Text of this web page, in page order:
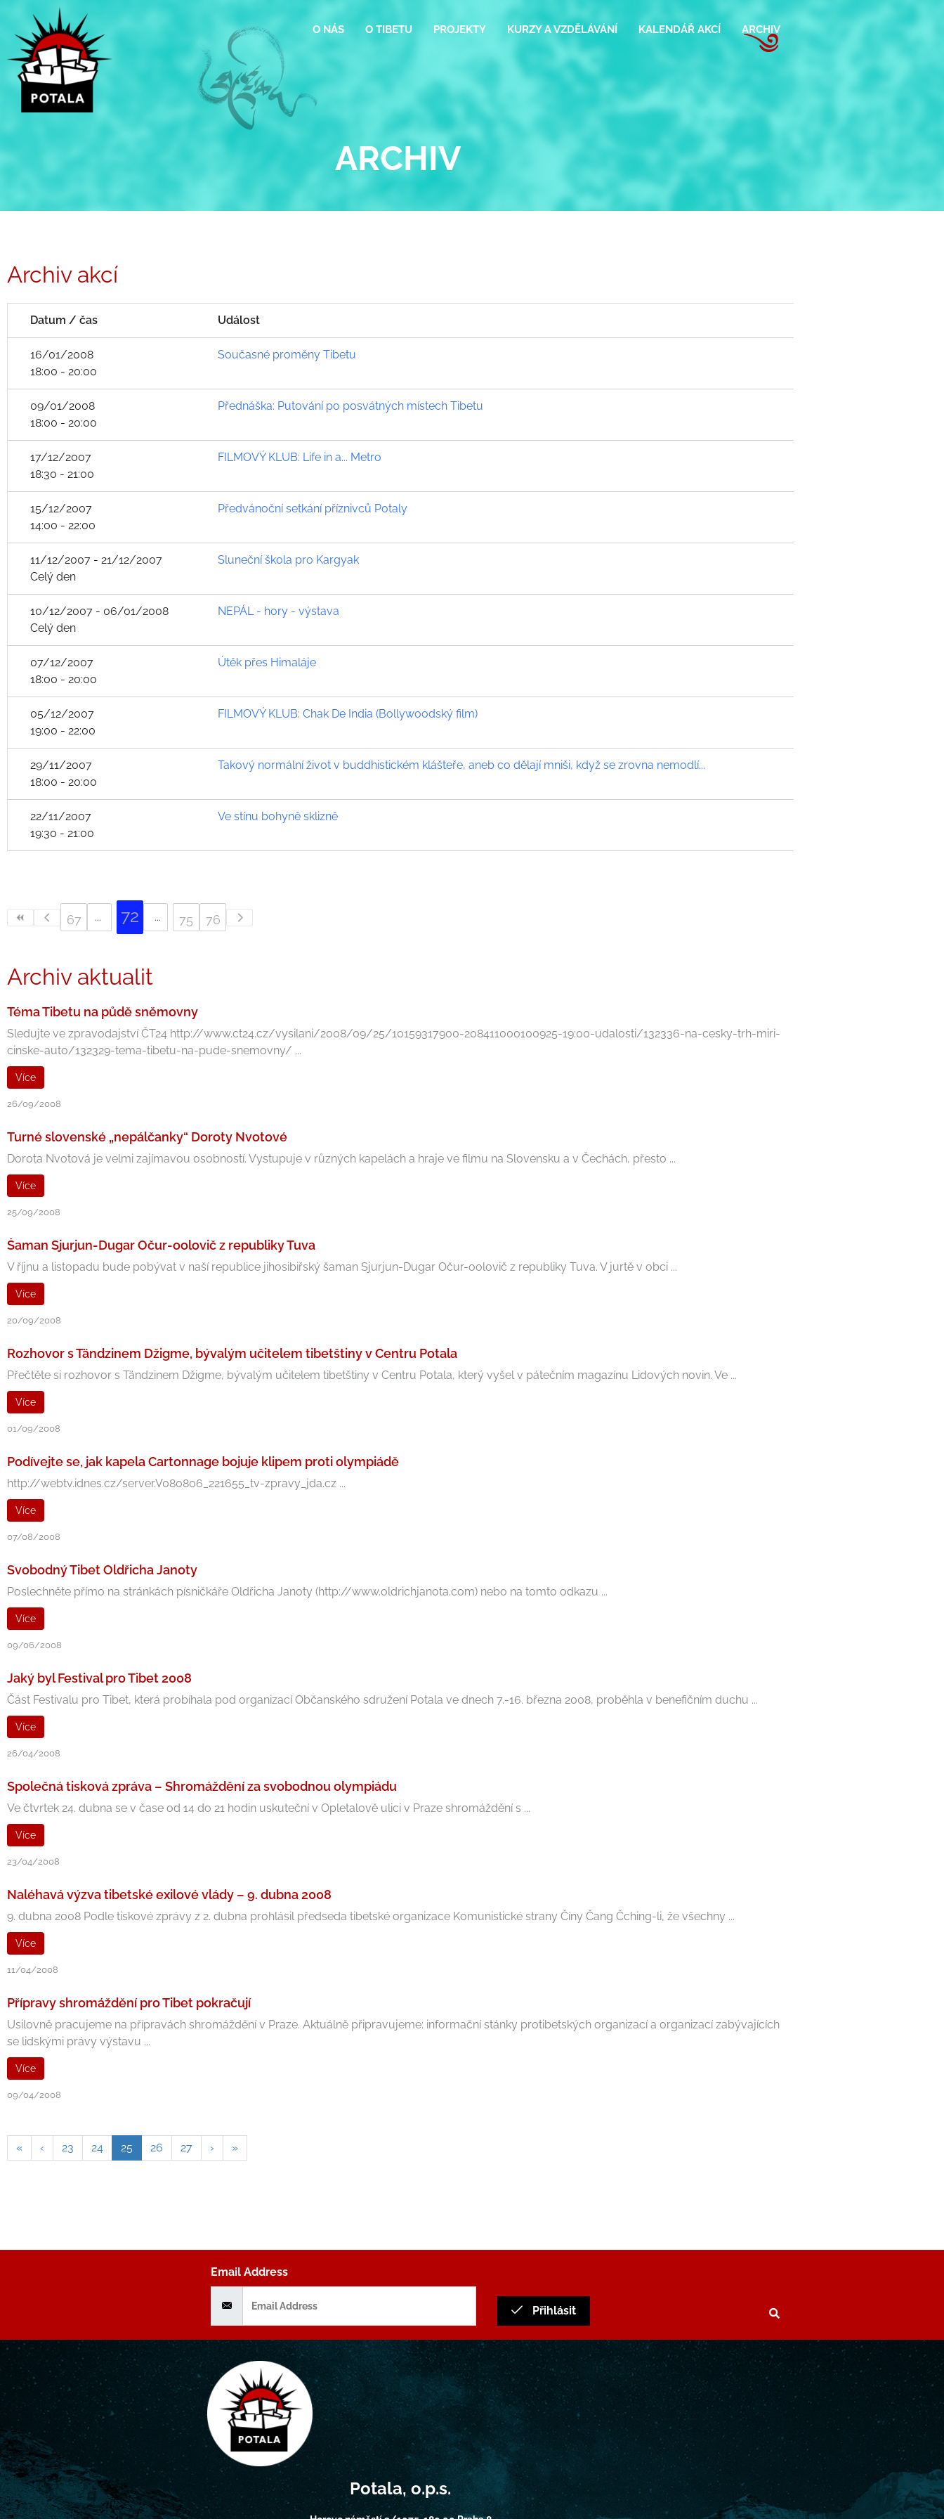
obsah
O NÁS O TIBETU PROJEKTY KURZY A VZDĚLÁVÁNÍ KALENDÁŘ AKCÍ ARCHIV
ARCHIV
Archiv akcí
Datum / čas Událost
16/01/2008
18:00 - 20:00
Současné proměny Tibetu
09/01/2008
18:00 - 20:00
Přednáška: Putování po posvátných místech Tibetu
17/12/2007
18:30 - 21:00
FILMOVÝ KLUB: Life in a... Metro
15/12/2007
14:00 - 22:00
Předvánoční setkání příznivců Potaly
11/12/2007 - 21/12/2007
Celý den
Sluneční škola pro Kargyak
10/12/2007 - 06/01/2008
Celý den
NEPÁL - hory - výstava
07/12/2007
18:00 - 20:00
Útěk přes Himaláje
05/12/2007
19:00 - 22:00
FILMOVÝ KLUB: Chak De India (Bollywoodský film)
29/11/2007
18:00 - 20:00
Takový normální život v buddhistickém klášteře, aneb co dělají mniši, když se zrovna nemodlí...
22/11/2007
19:30 - 21:00
Ve stínu bohyně sklizně
67 72 75 76
Archiv aktualit
Téma Tibetu na půdě sněmovny
Sledujte ve zpravodajství ČT24 http://www.ct24.cz/vysilani/2008/09/25/10159317900-208411000100925-19:00-udalosti/132336-na-cesky-trh-miri-
cinske-auto/132329-tema-tibetu-na-pude-snemovny/ ...
Více
26/09/2008
Turné slovenské „nepálčanky“ Doroty Nvotové
Dorota Nvotová je velmi zajímavou osobností. Vystupuje v různých kapelách a hraje ve filmu na Slovensku a v Čechách, přesto ...
Více
25/09/2008
Šaman Sjurjun-Dugar Očur-oolovič z republiky Tuva
V říjnu a listopadu bude pobývat v naší republice jihosibiřský šaman Sjurjun-Dugar Očur-oolovič z republiky Tuva. V jurtě v obci ...
Více
20/09/2008
Rozhovor s Tändzinem Džigme, bývalým učitelem tibetštiny v Centru Potala
Přečtěte si rozhovor s Tändzinem Džigme, bývalým učitelem tibetštiny v Centru Potala, který vyšel v pátečním magazínu Lidových novin. Ve ...
Více
01/09/2008
Podívejte se, jak kapela Cartonnage bojuje klipem proti olympiádě
http://webtv.idnes.cz/server.V080806_221655_tv-zpravy_jda.cz ...
Více
07/08/2008
Svobodný Tibet Oldřicha Janoty
Poslechněte přímo na stránkách písničkáře Oldřicha Janoty (http://www.oldrichjanota.com) nebo na tomto odkazu ...
Více
09/06/2008
Jaký byl Festival pro Tibet 2008
Část Festivalu pro Tibet, která probíhala pod organizací Občanského sdružení Potala ve dnech 7.-16. března 2008, proběhla v benefičním duchu ...
Více
26/04/2008
Společná tisková zpráva – Shromáždění za svobodnou olympiádu
Ve čtvrtek 24. dubna se v čase od 14 do 21 hodin uskuteční v Opletalově ulici v Praze shromáždění s ...
Více
23/04/2008
Naléhavá výzva tibetské exilové vlády – 9. dubna 2008
9. dubna 2008 Podle tiskové zprávy z 2. dubna prohlásil předseda tibetské organizace Komunistické strany Číny Čang Čching-li, že všechny ...
Více
11/04/2008
Přípravy shromáždění pro Tibet pokračují
Usilovně pracujeme na přípravách shromáždění v Praze. Aktuálně připravujeme: informační stánky protibetských organizací a organizací zabývajících
se lidskými právy výstavu ...
Více
09/04/2008
« ‹ 23 24 25 26 27 › »
Email Address
Přihlásit
Potala, o.p.s.